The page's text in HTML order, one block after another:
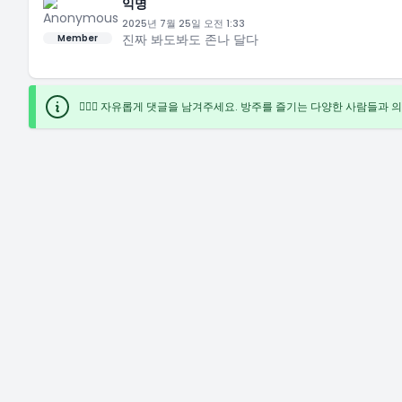
Member
익명
2025년 7월 25일 오전 1:33
진짜 봐도봐도 존나 달다
🙋🏻‍♀️ 자유롭게 댓글을 남겨주세요. 방주를 즐기는 다양한 사람들과